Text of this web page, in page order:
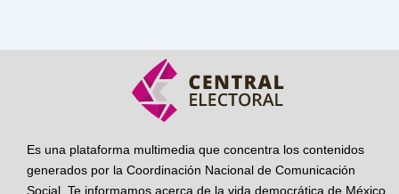
Es una plataforma multimedia que concentra los contenidos
generados por la Coordinación Nacional de Comunicación
Social. Te informamos acerca de la vida democrática de México